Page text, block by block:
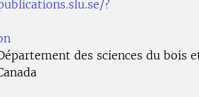
?
des sciences du bois